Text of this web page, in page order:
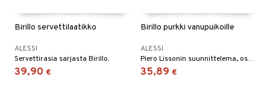
Birillo servettilaatikko
ALESSI
Servettirasia sarjasta Birillo.
39,90 €
Birillo purkki vanupuikoille
ALESSI
Piero Lissonin suunnittelema, osa sarjaa Birillo.
35,89 €